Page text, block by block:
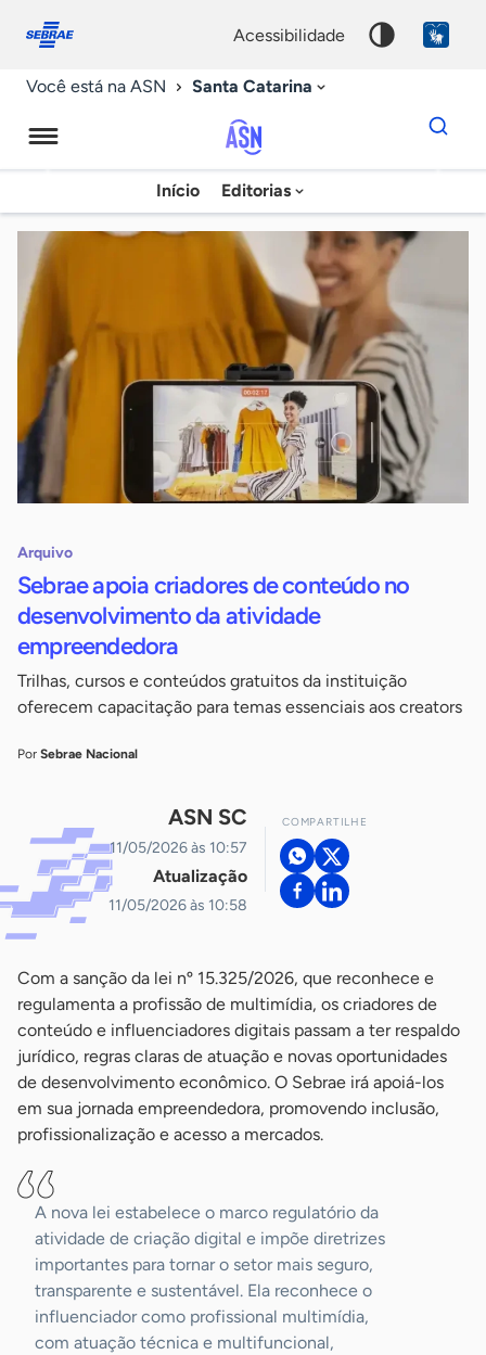
conosco
acessibilidade
Você está na ASN Santa Catarina
Agência
Sebrae
de
Notícias
Início Editorias
Dados
para
chave
Arquivo
Sebrae apoia criadores de conteúdo no
desenvolvimento da atividade
empreendedora
Trilhas, cursos e conteúdos gratuitos da instituição
oferecem capacitação para temas essenciais aos creators
Por Sebrae Nacional
ASN SC
11/05/2026 às 10:57
Atualização
11/05/2026 às 10:58
COMPARTILHE
Com a sanção da lei nº 15.325/2026, que reconhece e
regulamenta a profissão de multimídia, os criadores de
conteúdo e influenciadores digitais passam a ter respaldo
jurídico, regras claras de atuação e novas oportunidades
de desenvolvimento econômico. O Sebrae irá apoiá-los
em sua jornada empreendedora, promovendo inclusão,
profissionalização e acesso a mercados.
A nova lei estabelece o marco regulatório da
atividade de criação digital e impõe diretrizes
importantes para tornar o setor mais seguro,
transparente e sustentável. Ela reconhece o
influenciador como profissional multimídia,
com atuação técnica e multifuncional,